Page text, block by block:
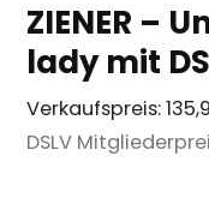
ZIENER –
lady mit
Verkaufspreis:
DSLV